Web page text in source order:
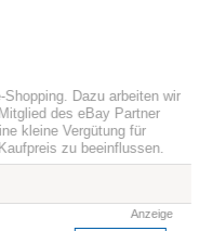
Dazu arbeiten wir
des eBay Partner
kleine Vergütung für
zu beeinflussen.